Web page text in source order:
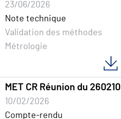
23/06/2026
Note technique
Validation des méthodes
Métrologie
MET CR Réunion du 260210
10/02/2026
Compte-rendu